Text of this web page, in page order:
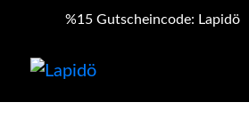
%15 Gutscheincode: Lapidö